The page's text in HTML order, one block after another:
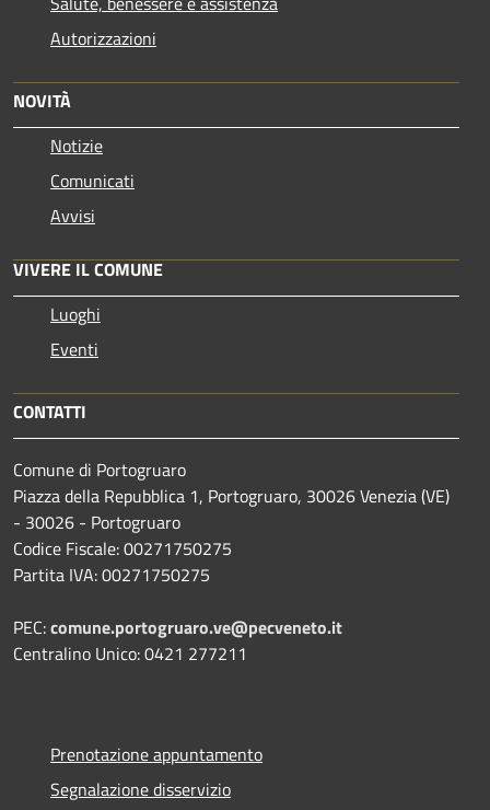
Autorizzazioni
NOVITÀ
Notizie
Comunicati
Avvisi
VIVERE IL COMUNE
Luoghi
Eventi
CONTATTI
Comune di Portogruaro
Piazza della Repubblica 1, Portogruaro, 30026 Venezia (VE)
- 30026 - Portogruaro
Codice Fiscale: 00271750275
Partita IVA: 00271750275
PEC:comune.portogruaro.ve@pecveneto.it
Centralino Unico: 0421 277211
Prenotazione appuntamento
Segnalazione disservizio